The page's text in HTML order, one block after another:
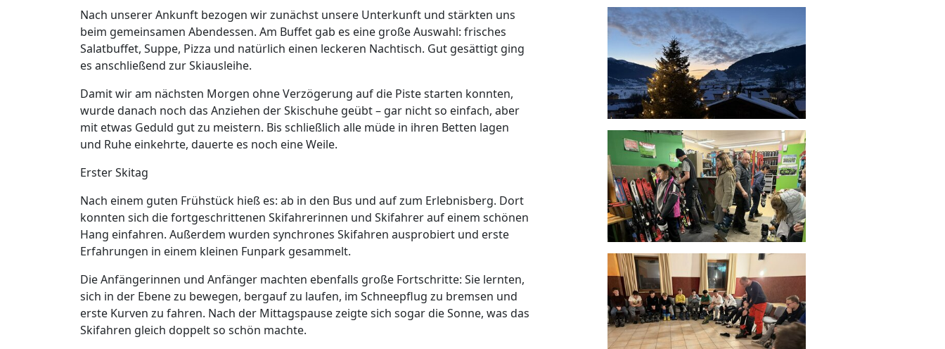
Nach unserer Ankunft bezogen wir zunächst unsere Unterkunft und stärkten uns
beim gemeinsamen Abendessen. Am Buffet gab es eine große Auswahl: frisches
Salatbuffet, Suppe, Pizza und natürlich einen leckeren Nachtisch. Gut gesättigt ging
es anschließend zur Skiausleihe.
Damit wir am nächsten Morgen ohne Verzögerung auf die Piste starten konnten,
wurde danach noch das Anziehen der Skischuhe geübt – gar nicht so einfach, aber
mit etwas Geduld gut zu meistern. Bis schließlich alle müde in ihren Betten lagen
und Ruhe einkehrte, dauerte es noch eine Weile.
Erster Skitag
Nach einem guten Frühstück hieß es: ab in den Bus und auf zum Erlebnisberg. Dort
konnten sich die fortgeschrittenen Skifahrerinnen und Skifahrer auf einem schönen
Hang einfahren. Außerdem wurden synchrones Skifahren ausprobiert und erste
Erfahrungen in einem kleinen Funpark gesammelt.
Die Anfängerinnen und Anfänger machten ebenfalls große Fortschritte: Sie lernten,
sich in der Ebene zu bewegen, bergauf zu laufen, im Schneepflug zu bremsen und
erste Kurven zu fahren. Nach der Mittagspause zeigte sich sogar die Sonne, was das
Skifahren gleich doppelt so schön machte.